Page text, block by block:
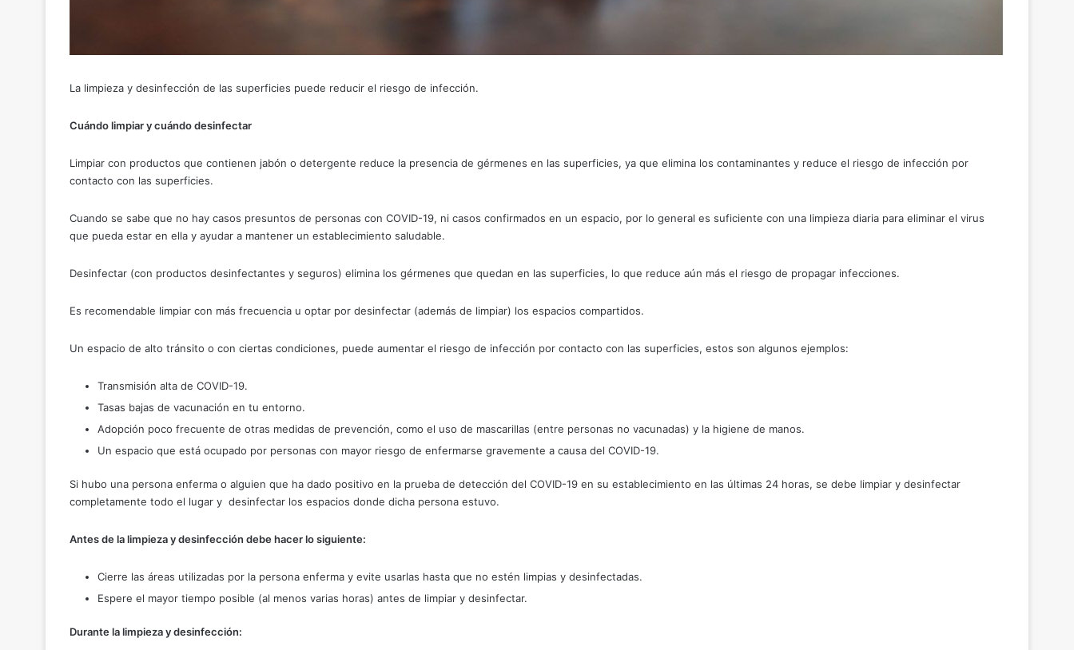
La limpieza y desinfección de las superficies puede reducir el riesgo de infección.
Cuándo limpiar y cuándo desinfectar
Limpiar con productos que contienen jabón o detergente reduce la presencia de gérmenes en las superficies, ya que elimina los contaminantes y reduce el riesgo de infección por
contacto con las superficies.
Cuando se sabe que no hay casos presuntos de personas con COVID-19, ni casos confirmados en un espacio, por lo general es suficiente con una limpieza diaria para eliminar el virus
que pueda estar en ella y ayudar a mantener un establecimiento saludable.
Desinfectar (con productos desinfectantes y seguros) elimina los gérmenes que quedan en las superficies, lo que reduce aún más el riesgo de propagar infecciones.
Es recomendable limpiar con más frecuencia u optar por desinfectar (además de limpiar) los espacios compartidos.
Un espacio de alto tránsito o con ciertas condiciones, puede aumentar el riesgo de infección por contacto con las superficies, estos son algunos ejemplos:
Transmisión alta de COVID-19.
Tasas bajas de vacunación en tu entorno.
Adopción poco frecuente de otras medidas de prevención, como el uso de mascarillas (entre personas no vacunadas) y la higiene de manos.
Un espacio que está ocupado por personas con mayor riesgo de enfermarse gravemente a causa del COVID-19.
Si hubo una persona enferma o alguien que ha dado positivo en la prueba de detección del COVID-19 en su establecimiento en las últimas 24 horas, se debe limpiar y desinfectar
completamente todo el lugar y desinfectar los espacios donde dicha persona estuvo.
Antes de la limpieza y desinfección debe hacer lo siguiente:
Cierre las áreas utilizadas por la persona enferma y evite usarlas hasta que no estén limpias y desinfectadas.
Espere el mayor tiempo posible (al menos varias horas) antes de limpiar y desinfectar.
Durante la limpieza y desinfección: